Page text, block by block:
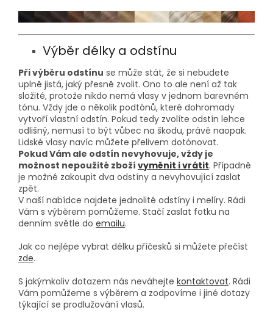
Výběr délky a odstínu
Při výběru odstínu se může stát, že si nebudete
uplně jistá, jaký přesně zvolit. Ono to ale není až tak
složité, protože nikdo nemá vlasy v jednom barevném
tónu. Vždy jde o několik podtónů, které dohromady
vytvoří vlastní odstín. Pokud tedy zvolíte odstín lehce
odlišný, nemusí to být vůbec na škodu, právě naopak.
Lidské vlasy navíc můžete přelivem dotónovat.
Pokud Vám ale odstín nevyhovuje, vždy je
možnost nepoužité zboží vyměnit i vrátit. Případně
je možné zakoupit dva odstíny a nevyhovující zaslat
zpět.
V naší nabídce najdete jednolité odstíny i melíry. Rádi
Vám s výběrem pomůžeme. Stačí zaslat fotku na
denním světle do emailu.
Jak co nejlépe vybrat délku příčesků si můžete přečíst
zde.
S jakýmkoliv dotazem nás neváhejte kontaktovat. Rádi
Vám pomůžeme s výběrem a zodpovíme i jiné dotazy
týkající se prodlužování vlasů.